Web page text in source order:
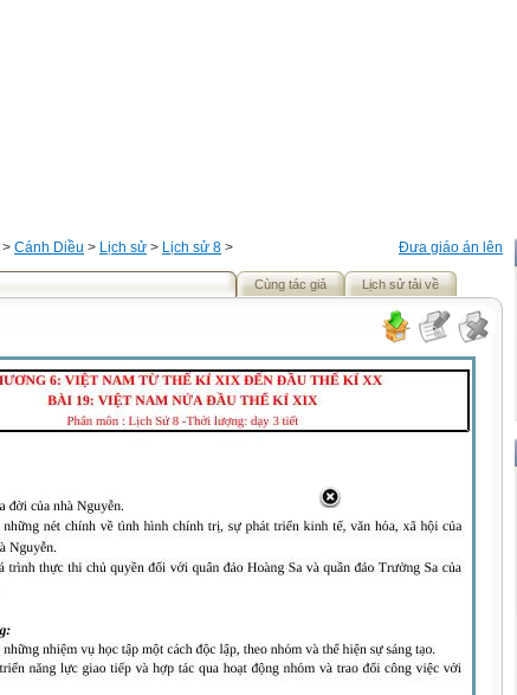
Đưa giáo án lên
> Cánh Diều > Lịch sử > Lịch sử 8 >
Cùng tác giả Lịch sử tải về